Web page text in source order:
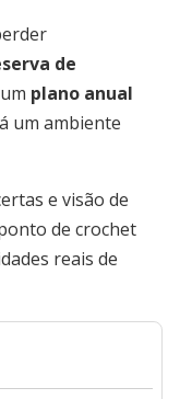
de
plano anual
um ambiente
e visão de
de crochet
reais de